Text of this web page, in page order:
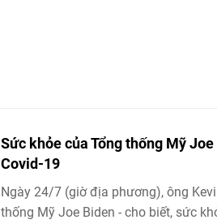
Sức khỏe của Tổng thống Mỹ
Covid-19
Ngày 24/7 (giờ địa phương), ông
thống Mỹ Joe Biden - cho biết, sức